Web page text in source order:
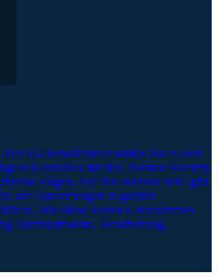
IT-Dienstleister consileo hat es sich
sich consileo mit den Themen Security
sorgen. Auf der anderen Seite gibt
um Datenmengen in größter
Wie diese beiden Unternehmen
Datenaufnahme, Verarbeitung,